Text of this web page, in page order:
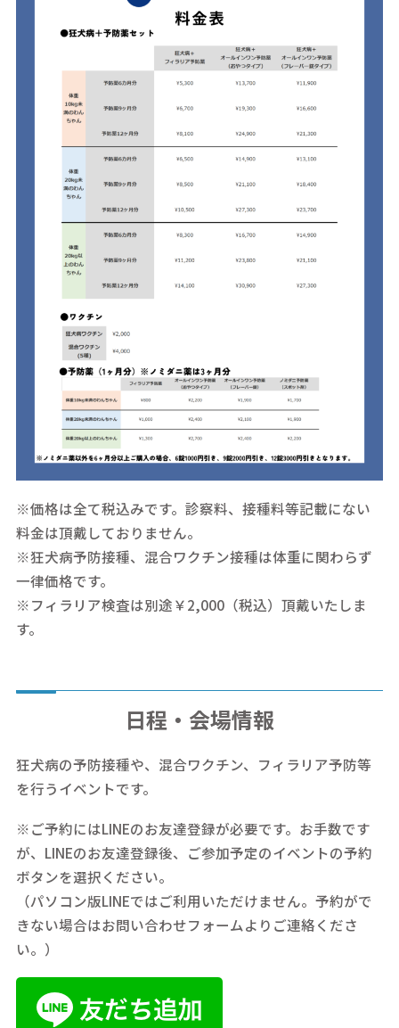
※価格は全て税込みです。診察料、接種料等記載にない
料金は頂戴しておりません。
※狂犬病予防接種、混合ワクチン接種は体重に関わらず
一律価格です。
※フィラリア検査は別途￥2,000（税込）頂戴いたしま
す。
日程・会場情報
狂犬病の予防接種や、混合ワクチン、フィラリア予防等
を行うイベントです。
※ご予約にはLINEのお友達登録が必要です。お手数です
が、LINEのお友達登録後、ご参加予定のイベントの予約
ボタンを選択ください。
（パソコン版LINEではご利用いただけません。予約がで
きない場合はお問い合わせフォームよりご連絡くださ
い。）